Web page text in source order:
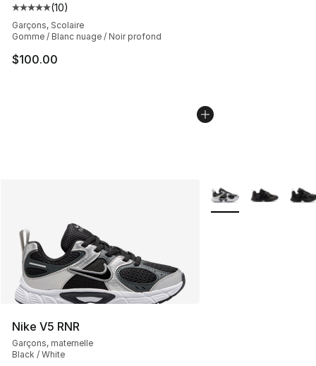
Cote moyenne du client - [5 sur 5 étoiles], 10
(10)
Garçons, Scolaire
Gomme / Blanc nuage / Noir profond
$100.00
Nike V5 RNR
Garçons, maternelle
Black / White
Plus de couleurs